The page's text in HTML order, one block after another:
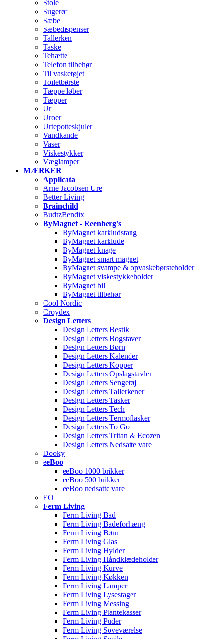
Stole
Sugerør
Sæbe
Sæbedispenser
Tallerken
Taske
Tehætte
Telefon tilbehør
Til vasketøjet
Toiletbørste
Tæppe løber
Tæpper
Ur
Uroer
Urtepotteskjuler
Vandkande
Vaser
Viskestykker
Væglamper
MÆRKER
Applicata
Arne Jacobsen Ure
Better Living
Brainchild
BudtzBendix
ByMagnet - Reenberg's
ByMagnet karkludstang
ByMagnet karklude
ByMagnet knage
ByMagnet smart magnet
ByMagnet svampe & opvaskebørsteholder
ByMagnet viskestykkeholder
ByMagnet bil
ByMagnet tilbehør
Cool Nordic
Croydex
Design Letters
Design Letters Bestik
Design Letters Bogstaver
Design Letters Børn
Design Letters Kalender
Design Letters Kopper
Design Letters Opslagstavler
Design Letters Sengetøj
Design Letters Tallerkener
Design Letters Tasker
Design Letters Tech
Design Letters Termoflasker
Design Letters To Go
Design Letters Tritan & Ecozen
Design Letters Nedsatte vare
Dooky
eeBoo
eeBoo 1000 brikker
eeBoo 500 brikker
eeBoo nedsatte vare
EO
Ferm Living
Ferm Living Bad
Ferm Living Badeforhæng
Ferm Living Børn
Ferm Living Glas
Ferm Living Hylder
Ferm Living Håndklædeholder
Ferm Living Kurve
Ferm Living Køkken
Ferm Living Lamper
Ferm Living Lysestager
Ferm Living Messing
Ferm Living Plantekasser
Ferm Living Puder
Ferm Living Soveværelse